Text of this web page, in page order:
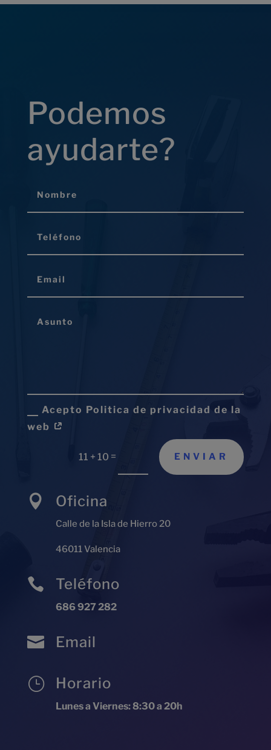
Podemos
ayudarte?
Acepto Politica de privacidad de la
web
11 + 10 = ENVIAR
 Oficina
Calle de la Isla de Hierro 20
46011 Valencia
 Teléfono
686 927 282
 Email
} Horario
Lunes a Viernes: 8:30 a 20h